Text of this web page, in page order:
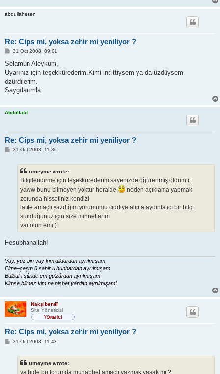
abdullahesen
Re: Cips mi, yoksa zehir mi yeniliyor ?
P
s
31 Oct 2008, 09:01
Selamun Aleykum,
Uyarınız için teşekkürederim.Kimi incittiysem ya da üzdüysem
özürdilerim.
Saygılarımla
Abdüllatif
Re: Cips mi, yoksa zehir mi yeniliyor ?
P31 Oct 2008, 11:36
umeyme wrote:
Bilgilendirme için teşekkürederim,sayenizde öğürenmiş oldum (:
yaww bunu bilmeyen yoktur heralde
neden açıklama yapmak
zorunda hissetiniz kendizi
latife amaçlı yazdığım yorumumu ciddiye alıpta aydınlatıcı bir bilgi
sunduğunuz için size minnettarım
var olun emi (:
Fesubhanallah!
Vay, yüz bin vay kim dildardan ayrılmışam
Fitne–çeşm ü sahir u hunhardan ayrılmışam
Bülbül-i şûride em gülzârdan ayrılmışam
Kimse bilmez kim ne nisbet yârdan ayrılmışam!
Nakşibendî
Site Yöneticisi
Re: Cips mi, yoksa zehir mi yeniliyor ?
P31 Oct 2008, 11:43
umeyme wrote:
ya bide bu forumda muhabbet amaçlı yazmak yasak mı ?